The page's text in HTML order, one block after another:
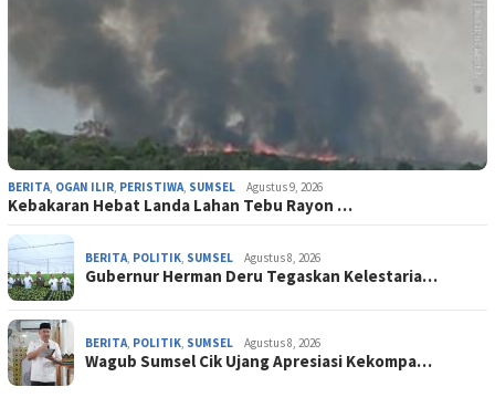
BERITA OGAN ILIR PERISTIWA SUMSEL Agustus 9, 2026
‎Kebakaran Hebat Landa Lahan Tebu Rayon …
BERITA POLITIK SUMSEL Agustus 8, 2026
Gubernur Herman Deru Tegaskan Kelestaria…
BERITA POLITIK SUMSEL Agustus 8, 2026
Wagub Sumsel Cik Ujang Apresiasi Kekompa…